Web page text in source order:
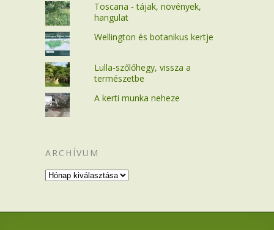
Toscana - tájak, növények,
hangulat
Wellington és botanikus kertje
Lulla-szőlőhegy, vissza a
természetbe
A kerti munka neheze
ARCHÍVUM
Archívum